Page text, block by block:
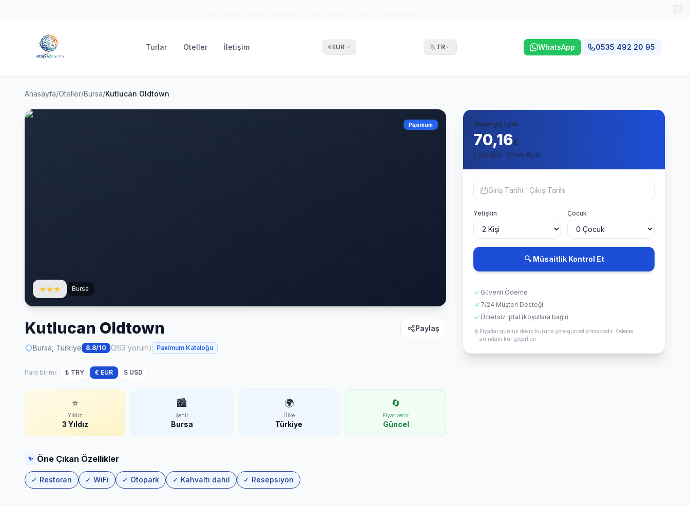
Turlar Oteller İletişim €EUR TR WhatsApp 0535 492 20 95
Anasayfa/Oteller/Bursa/Kutlucan Oldtown
★★★ Bursa
Paximum
Kutlucan Oldtown Paylaş
Bursa, Türkiye 8.8/10 (263 yorum) Paximum Kataloğu
Para birimi: ₺ TRY € EUR $ USD
⭐
Yıldız
3 Yıldız
🏙
Şehir
Bursa
🌍
Ülke
Türkiye
🔄
Fiyat verisi
Güncel
✨ Öne Çıkan Özellikler
✓ Restoran ✓ WiFi ✓ Otopark ✓ Kahvaltı dahil ✓ Resepsiyon
Başlangıç fiyatı
70,16€
2 yetişkin · Örnek fiyat
Giriş Tarihi Çıkış Tarihi
Yetişkin Çocuk
🔍 Müsaitlik Kontrol Et
Güvenli Ödeme
7/24 Müşteri Desteği
Ücretsiz iptal (koşullara bağlı)
Fiyatlar günlük döviz kuruna göre güncellenmektedir. Ödeme
anındaki kur geçerlidir.